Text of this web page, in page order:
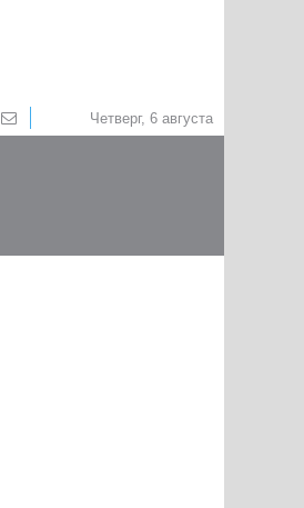
Четверг, 6 августа